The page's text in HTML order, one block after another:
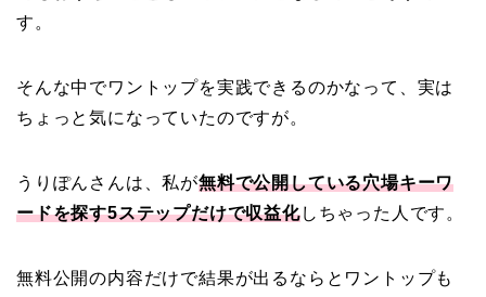
す。
そんな中でワントップを実践できるのかなって、実は
ちょっと気になっていたのですが。
うりぽんさんは、私が無料で公開している穴場キーワ
ードを探す5ステップだけで収益化しちゃった人です。
無料公開の内容だけで結果が出るならとワントップも